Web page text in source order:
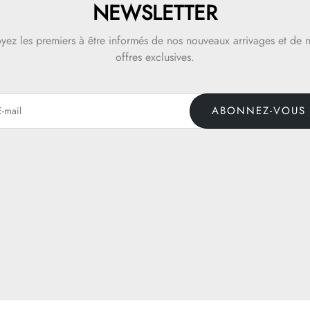
NEWSLETTER
les premiers à être informés de nos nouveaux arrivages et de
offres exclusives.
ABONNEZ-VOUS